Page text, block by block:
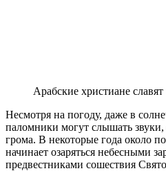
Арабские христиане славят
Несмотря на погоду, даже в
паломники могут слышать
грома. В некоторые года около
начинает озаряться небесными
предвестниками сошествия